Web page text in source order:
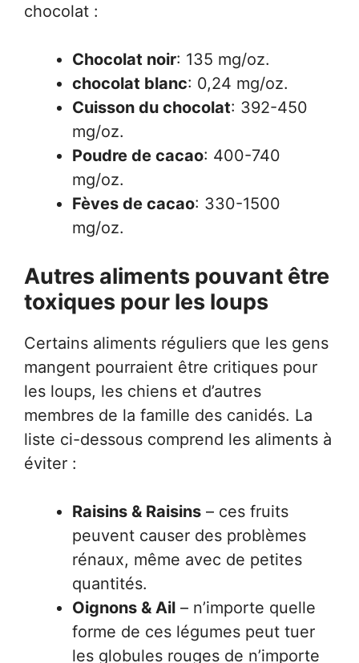
chocolat :
Chocolat noir: 135 mg/oz.
chocolat blanc: 0,24 mg/oz.
Cuisson du chocolat: 392-450
mg/oz.
Poudre de cacao: 400-740
mg/oz.
Fèves de cacao: 330-1500
mg/oz.
Autres aliments pouvant être
toxiques pour les loups
Certains aliments réguliers que les gens
mangent pourraient être critiques pour
les loups, les chiens et d’autres
membres de la famille des canidés. La
liste ci-dessous comprend les aliments à
éviter :
Raisins & Raisins – ces fruits
peuvent causer des problèmes
rénaux, même avec de petites
quantités.
Oignons & Ail – n’importe quelle
forme de ces légumes peut tuer
les globules rouges de n’importe